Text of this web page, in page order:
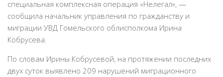
специальная комплексная операция «Нелегал», —
сообщила начальник управления по гражданству и
миграции УВД Гомельского облисполкома Ирина
Кобрусева.
По словам Ирины Кобрусевой, на протяжении последних
двух суток выявлено 209 нарушений миграционного